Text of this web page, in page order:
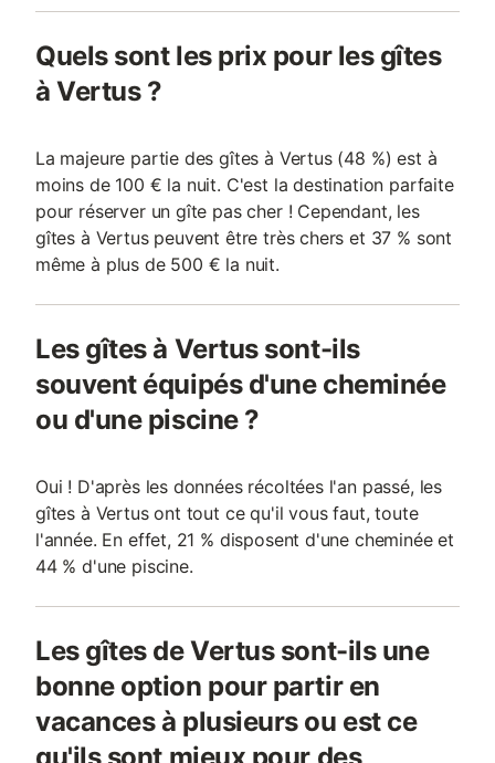
Quels sont les prix pour les gîtes
à Vertus ?
La majeure partie des gîtes à Vertus (48 %) est à
moins de 100 € la nuit. C'est la destination parfaite
pour réserver un gîte pas cher ! Cependant, les
gîtes à Vertus peuvent être très chers et 37 % sont
même à plus de 500 € la nuit.
Les gîtes à Vertus sont-ils
souvent équipés d'une cheminée
ou d'une piscine ?
Oui ! D'après les données récoltées l'an passé, les
gîtes à Vertus ont tout ce qu'il vous faut, toute
l'année. En effet, 21 % disposent d'une cheminée et
44 % d'une piscine.
Les gîtes de Vertus sont-ils une
bonne option pour partir en
vacances à plusieurs ou est ce